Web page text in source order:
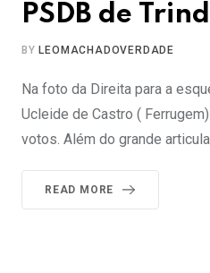
PSDB de
BY LEOMACHADOVERDADE
Na foto da Direita para a
Ucleide de Castro (
votos. Além do grande
READ MORE